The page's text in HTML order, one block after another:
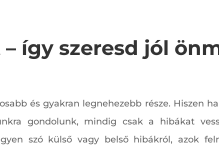
így szeresd jól
és gyakran legnehezebb része. Hiszen
gondolunk, mindig csak a hibákat
szó külső vagy belső hibákról, azok